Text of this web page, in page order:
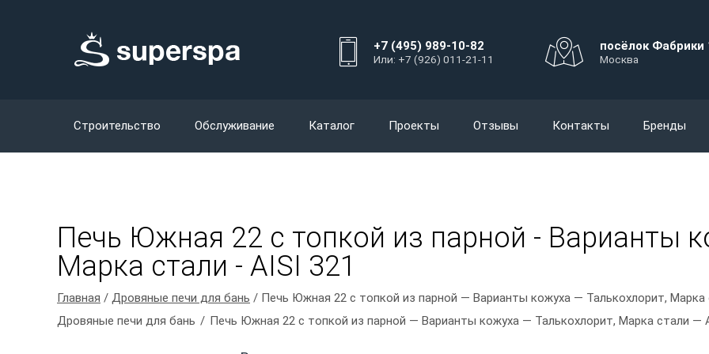
+7 (495) 989-10-82
Или: +7 (926) 011-21-11
посёлок Фабрики
Москва
Строительство Обслуживание Каталог Проекты Отзывы Контакты Бренды
Печь Южная 22 с топкой из парной - Варианты
Марка стали - AISI 321
Главная / Дровяные печи для бань / Печь Южная 22 с топкой из парной — Варианты кожуха — Талькохлорит, Марка
Дровяные печи для бань
Печь Южная 22 с топкой из парной — Варианты кожуха — Талькохлорит, Марка стали —